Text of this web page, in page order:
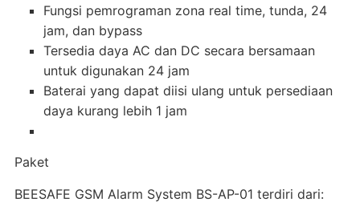
Fungsi pemrograman zona real time, tunda, 24
jam, dan bypass
Tersedia daya AC dan DC secara bersamaan
untuk digunakan 24 jam
Baterai yang dapat diisi ulang untuk persediaan
daya kurang lebih 1 jam
Paket
BEESAFE GSM Alarm System BS-AP-01 terdiri dari: